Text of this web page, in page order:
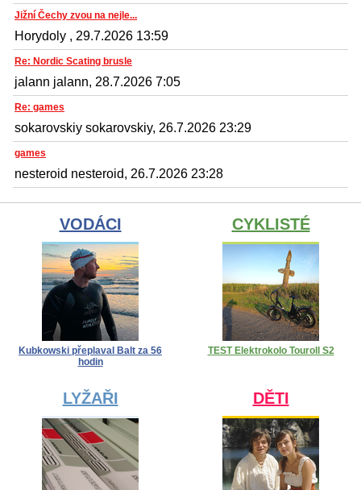
Jižní Čechy zvou na nejle...
Horydoly , 29.7.2026 13:59
Re: Nordic Scating brusle
jalann jalann, 28.7.2026 7:05
Re: games
sokarovskiy sokarovskiy, 26.7.2026 23:29
games
nesteroid nesteroid, 26.7.2026 23:28
VODÁCI
Kubkowski přeplaval Balt za 56
hodin
CYKLISTÉ
TEST Elektrokolo Touroll S2
LYŽAŘI DĚTI